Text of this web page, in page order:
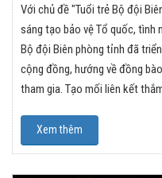
Với chủ đề "Tuổi trẻ Bộ đội
sáng tạo bảo vệ Tổ quốc, tình
Bộ đội Biên phòng tỉnh đã
cộng đồng, hướng về đồng
tham gia. Tạo mối liên kết
Xem thêm